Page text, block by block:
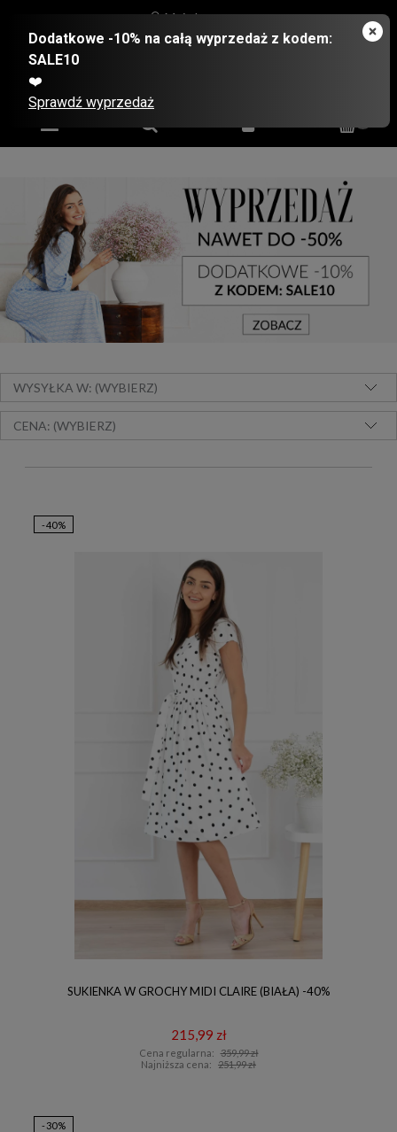
Moje konto
WYSYŁKA W: (WYBIERZ)
CENA: (WYBIERZ)
SUKIENKA W GROCHY MIDI CLAIRE (BIAŁA) -40%
215,99 zł
Cena regularna: 359,99 zł
Najniższa cena:
251,99 zł
-40%
-30%